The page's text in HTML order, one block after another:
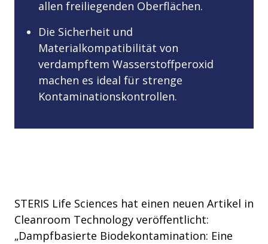
allen freiliegenden Oberflächen.
Die Sicherheit und
Materialkompatibilität von
verdampftem Wasserstoffperoxid
machen es ideal für strenge
Kontaminationskontrollen.
STERIS Life Sciences hat einen neuen Artikel in
Cleanroom Technology veröffentlicht:
„Dampfbasierte Biodekontamination: Eine